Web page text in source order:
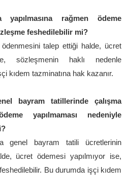
yapılmasına rağmen ödeme
feshedilebilir mi?
talep ettiği halde, ücret
sözleşmenin haklı nedenle
kıdem tazminatına hak kazanır.
bayram tatillerinde çalışma
yapılmaması nedeniyle
genel bayram tatili ücretlerinin
ücret ödemesi yapılmıyor ise,
Bu durumda işçi kıdem